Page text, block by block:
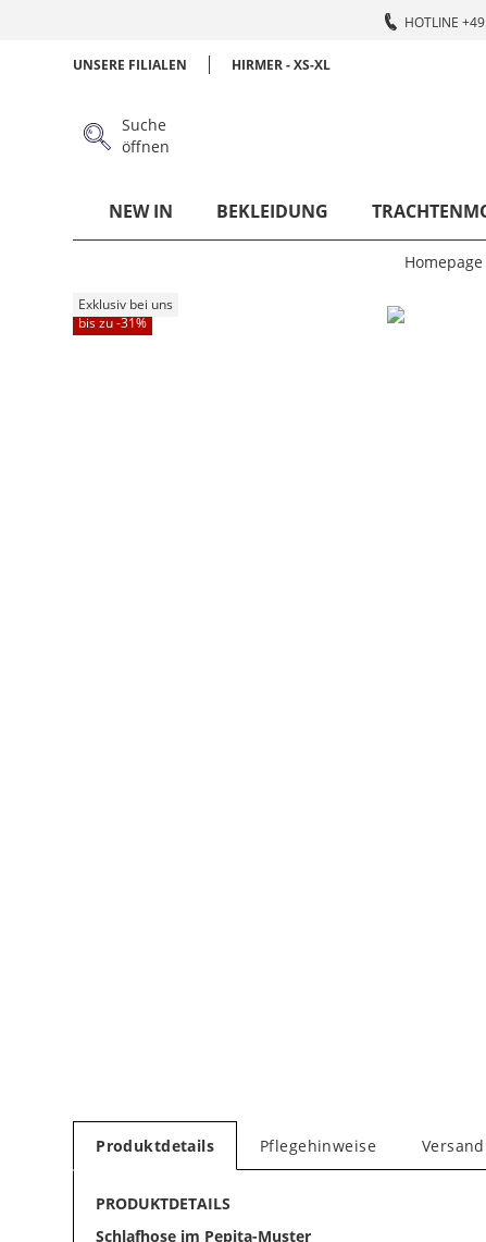
HOTLINE
UNSERE FILIALEN HIRMER - XS-XL
Suche
öffnen
NEW IN BEKLEIDUNG
Homepage
bis zu -31%
Exklusiv bei uns
Produktdetails Pflegehinweise Versand
PRODUKTDETAILS
Schlafhose im Pepita-Muster